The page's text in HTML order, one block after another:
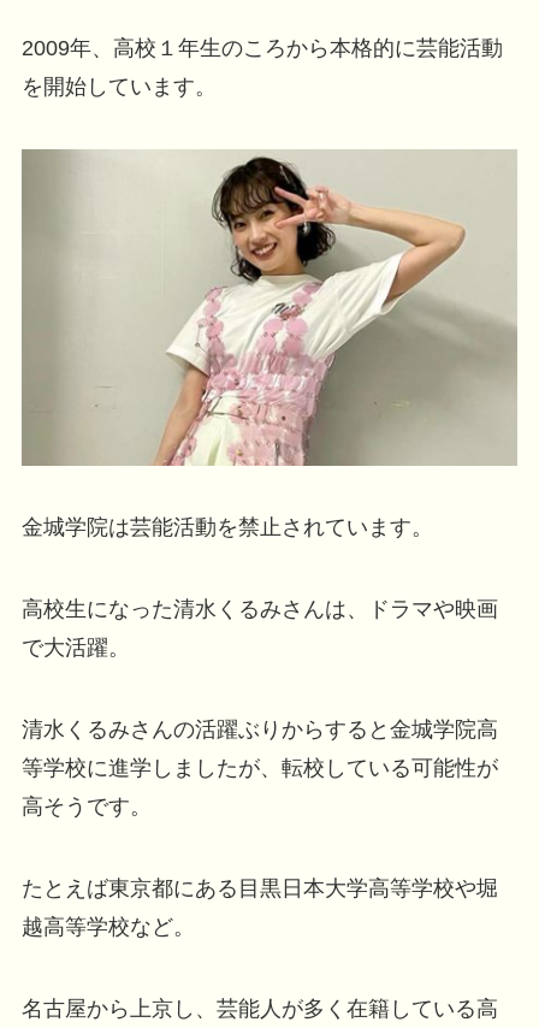
2009年、高校１年生のころから本格的に芸能活動
を開始しています。
金城学院は芸能活動を禁止されています。
高校生になった清水くるみさんは、ドラマや映画
で大活躍。
清水くるみさんの活躍ぶりからすると金城学院高
等学校に進学しましたが、転校している可能性が
高そうです。
たとえば東京都にある目黒日本大学高等学校や堀
越高等学校など。
名古屋から上京し、芸能人が多く在籍している高